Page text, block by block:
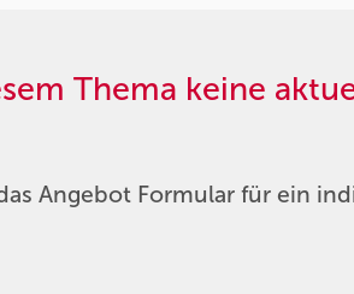
Thema keine
Angebot Formular für ein